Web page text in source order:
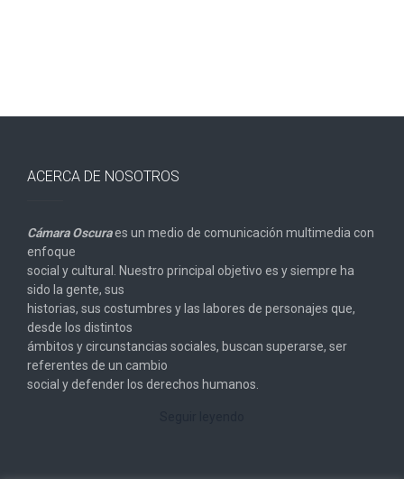
ACERCA DE NOSOTROS
Cámara Oscuraes un medio de comunicación multimedia con
enfoque
social y cultural. Nuestro principal objetivo es y siempre ha
sido la gente, sus
historias, sus costumbres y las labores de personajes que,
desde los distintos
ámbitos y circunstancias sociales, buscan superarse, ser
referentes de un cambio
social y defender los derechos humanos.